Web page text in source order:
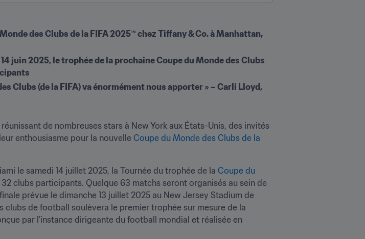
des Clubs de la FIFA 2025™ chez Tiffany & Co. à Manhattan,
juin 2025, le trophée de la prochaine Coupe du Monde des Clubs
Clubs (de la FIFA) va énormément nous apporter » – Carli Lloyd,
de nombreuses stars à New York aux États-Unis, des invités
enthousiasme pour la nouvelle Coupe du Monde des Clubs de la
le samedi 14 juillet 2025, la Tournée du trophée de la Coupe du
clubs participants. Quelque 63 matchs seront organisés au sein de
prévue le dimanche 13 juillet 2025 au New Jersey Stadium de
de football soulèvera le premier trophée sur mesure de la
par l’instance dirigeante du football mondial et réalisée en